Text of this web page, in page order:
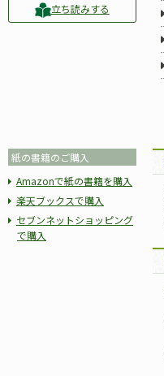
立ち読みする
紙の書籍のご購入
Amazonで紙の書籍を購入
楽天ブックスで購入
セブンネットショッピング
で購入